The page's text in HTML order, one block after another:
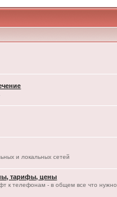
и локальных сетей
тарифы, цены
к телефонам - в общем все что